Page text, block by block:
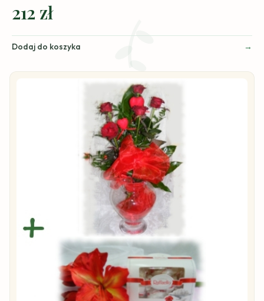
212 zł
Dodaj do koszyka